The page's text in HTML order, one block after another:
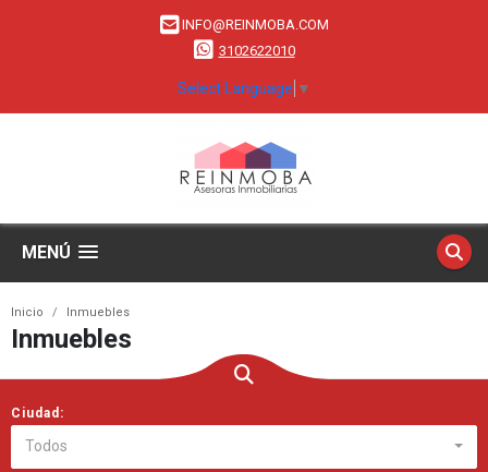
INFO@REINMOBA.COM
3102622010
Select Language ▼
MENÚ
Inicio Inmuebles
Inmuebles
Ciudad:
Todos